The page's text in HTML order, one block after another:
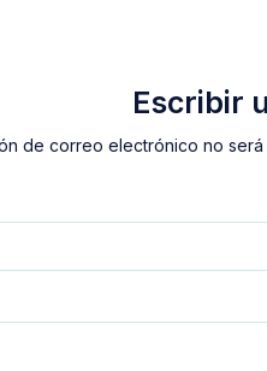
Escribir
de correo electrónico no